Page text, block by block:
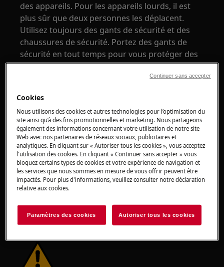
des appareils. Pour les appareils lourds, il est
plus sûr que deux personnes les déplacent.
Utilisez toujours des gants de sécurité et des
chaussures de sécurité. Portez des gants de
sécurité en tout temps pour vous protéger des
coupures dues aux bords tranchants.
ATTENTION !RISQUE DE BLESSURE OCULAIRE
des travaux de maintenance ou de réparation
impliquant des ressorts.
Cookies
Nous utilisons des cookies et autres technologies pour l’optimisation du
site ainsi qu’à des fins promotionnelles et marketing. Nous partageons
également des informations concernant votre utilisation de notre site
Web avec nos partenaires de réseaux sociaux, publicitaires et
analytiques. En cliquant sur « Autoriser tous les cookies », vous acceptez
l'utilisation des cookies. En cliquant « Continuer sans accepter » vous
bloquez certains types de cookies et votre expérience de navigation et
les services que nous sommes en mesure de vous offrir peuvent être
impactés. Pour plus d'informations, veuillez consulter notre déclaration
relative aux cookies.
Paramètres des cookies Autoriser tous les cookies
Continuer sans accepter